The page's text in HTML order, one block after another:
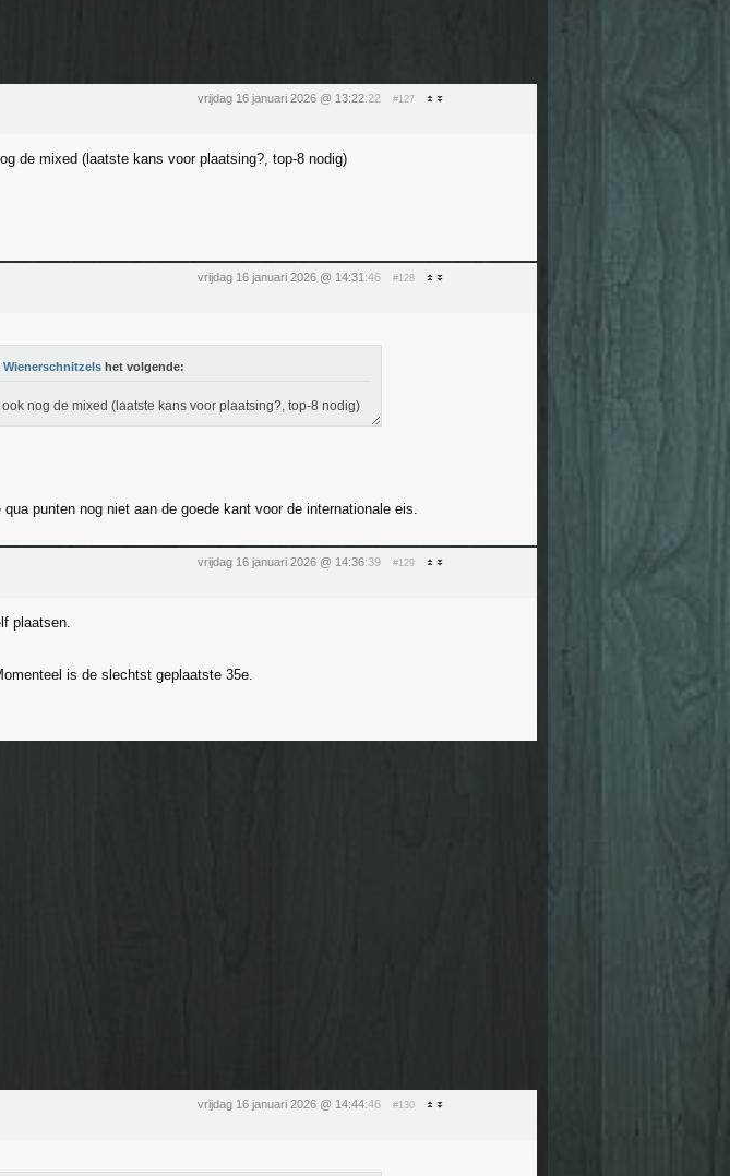
vrijdag 16 januari 2026 @ 13:22:22 #127
de mixed (laatste kans voor plaatsing?, top-8 nodig)
vrijdag 16 januari 2026 @ 14:31 :46 #128
Wienerschnitzels het volgende:
nog de mixed (laatste kans voor plaatsing?, top-8 nodig)
punten nog niet aan de goede kant voor de internationale eis.
vrijdag 16 januari 2026 @ 14:36:39 #129
plaatsen.
is de slechtst geplaatste 35e.
vrijdag 16 januari 2026 @ 14:44:46 #130